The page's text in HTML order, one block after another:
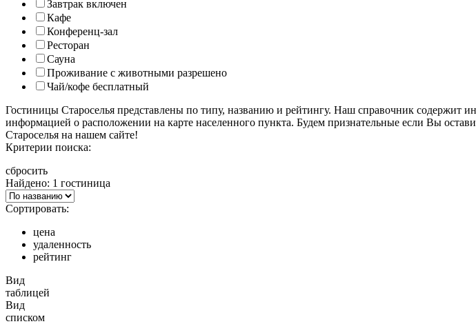
Завтрак включен
Кафе
Конференц-зал
Ресторан
Сауна
Проживание с животными разрешено
Чай/кофе бесплатный
Гостиницы Староселья представлены по типу, названию и рейтингу. Наш справочник
информацией о расположении на карте населенного пункта. Будем признательные если Вы
Староселья на нашем сайте!
Критерии поиска:
сбросить
Найдено: 1 гостиница
Сортировать:
цена
удаленность
рейтинг
Вид
таблицей
Вид
списком